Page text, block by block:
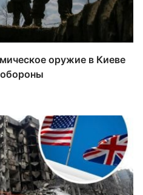
оружие в Киеве